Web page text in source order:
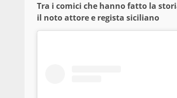
Tra i comici che hanno fatto la
il noto attore e regista siciliano